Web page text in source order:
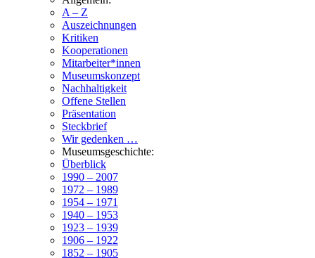
A – Z
Auszeichnungen
Kritiken
Kooperationen
Mitarbeiter*innen
Museumskonzept
Nachhaltigkeit
Offene Stellen
Präsentation
Steckbrief
Wir gedenken …
Museumsgeschichte:
Überblick
1990 – 2007
1972 – 1989
1954 – 1971
1940 – 1953
1923 – 1939
1906 – 1922
1852 – 1905